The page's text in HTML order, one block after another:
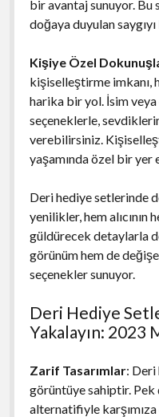
bir avantaj sunuyor. Bu
doğaya duyulan
Kişiye Özel
kişiselleştirme imkanı,
harika bir yol. İsim
seçeneklerle,
verebilirsiniz.
yaşamında özel bir yer
Deri hediye setlerinde
yenilikler, hem alıcının
güldürecek detaylarla
görünüm hem de
seçenekler sunuyor.
Deri Hediye
Yakalayın: 2023
Zarif Tasarımlar: Deri
görüntüye sahiptir. Pek
alternatifiyle